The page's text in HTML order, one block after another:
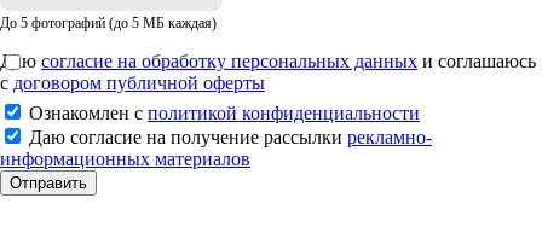
До 5 фотографий (до 5 МБ каждая)
Даю согласие на обработку персональных данных и соглашаюсь
с договором публичной оферты
Ознакомлен с политикой конфиденциальности
Даю согласие на получение рассылки рекламно-
информационных материалов
Отправить